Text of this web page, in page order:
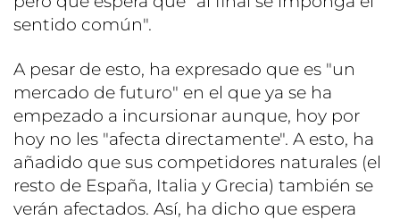
sentido común".
A pesar de esto, ha expresado que es "un
mercado de futuro" en el que ya se ha
empezado a incursionar aunque, hoy por
hoy no les "afecta directamente". A esto, ha
añadido que sus competidores naturales (el
resto de España, Italia y Grecia) también se
verán afectados. Así, ha dicho que espera